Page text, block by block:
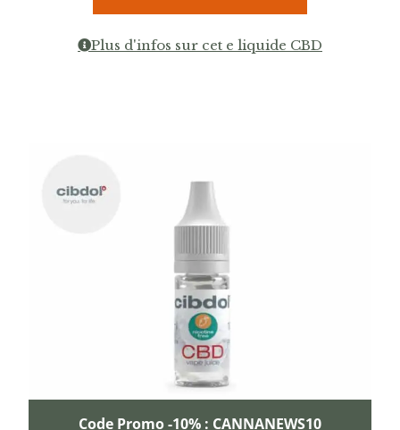
Plus d'infos sur cet e liquide CBD
Code Promo -10% : CANNANEWS10